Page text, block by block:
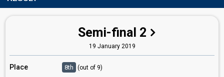
Semi-final 2
19 January 2019
Place 8th (out of 9)